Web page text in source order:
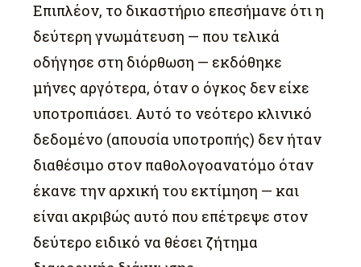
Επιπλέον, το δικαστήριο επεσήμανε ότι η
δεύτερη γνωμάτευση — που τελικά
οδήγησε στη διόρθωση — εκδόθηκε
μήνες αργότερα, όταν ο όγκος δεν είχε
υποτροπιάσει. Αυτό το νεότερο κλινικό
δεδομένο (απουσία υποτροπής) δεν ήταν
διαθέσιμο στον παθολογοανατόμο όταν
έκανε την αρχική του εκτίμηση — και
είναι ακριβώς αυτό που επέτρεψε στον
δεύτερο ειδικό να θέσει ζήτημα